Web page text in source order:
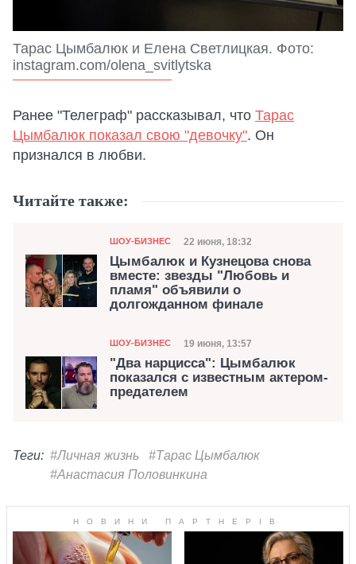
Тарас Цымбалюк и Елена Светлицкая. Фото:
instagram.com/olena_svitlytska
Ранее "Телеграф" рассказывал, что Тарас
Цымбалюк показал свою "девочку". Он
признался в любви.
Читайте также:
Категория
ШОУ-БИЗНЕС Дата публикации
22 июня, 18:32
Цымбалюк и Кузнецова снова
вместе: звезды "Любовь и
пламя" объявили о
долгожданном финале
Категория
ШОУ-БИЗНЕС Дата публикации
19 июня, 13:57
"Два нарцисса": Цымбалюк
показался с известным актером-
предателем
Теги: #Личная жизнь
#Тарас Цымбалюк
#Анастасия Половинкина